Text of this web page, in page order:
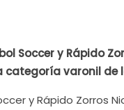
Soccer y Rápido
categoría varonil de
y Rápido Zorros